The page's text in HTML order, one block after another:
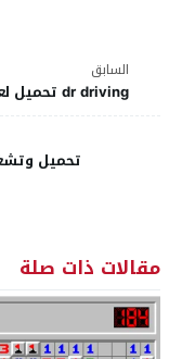
السابق
dr driving تحميل لعبة دكتور درايفنج للأندرويد أحدث إصدار
مقالات ذات صلة